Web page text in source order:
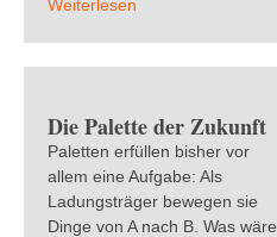
Weiterlesen
Die Palette der Zukunft
Paletten erfüllen bisher vor
allem eine Aufgabe: Als
Ladungsträger bewegen sie
Dinge von A nach B. Was wäre